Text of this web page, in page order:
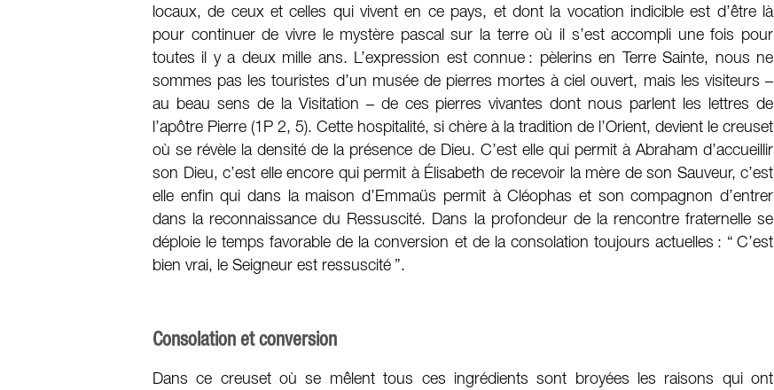
locaux, de ceux et celles qui vivent en ce pays, et dont la vocation indicible est d’être là
pour continuer de vivre le mystère pascal sur la terre où il s’est accompli une fois pour
toutes il y a deux mille ans. L’expression est connue : pèlerins en Terre Sainte, nous ne
sommes pas les touristes d’un musée de pierres mortes à ciel ouvert, mais les visiteurs –
au beau sens de la Visitation – de ces pierres vivantes dont nous parlent les lettres de
l’apôtre Pierre (1P 2, 5). Cette hospitalité, si chère à la tradition de l’Orient, devient le creuset
où se révèle la densité de la présence de Dieu. C’est elle qui permit à Abraham d’accueillir
son Dieu, c’est elle encore qui permit à Élisabeth de recevoir la mère de son Sauveur, c’est
elle enfin qui dans la maison d’Emmaüs permit à Cléophas et son compagnon d’entrer
dans la reconnaissance du Ressuscité. Dans la profondeur de la rencontre fraternelle se
déploie le temps favorable de la conversion et de la consolation toujours actuelles : “ C’est
bien vrai, le Seigneur est ressuscité ”.
Consolation et conversion
Dans ce creuset où se mêlent tous ces ingrédients sont broyées les raisons qui ont